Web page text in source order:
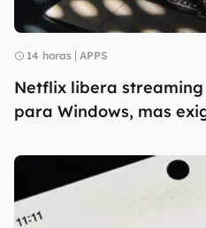
14 horas APPS
Netflix libera streaming
para Windows, mas